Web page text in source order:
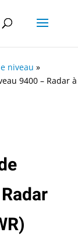
niveau »
9400 – Radar à